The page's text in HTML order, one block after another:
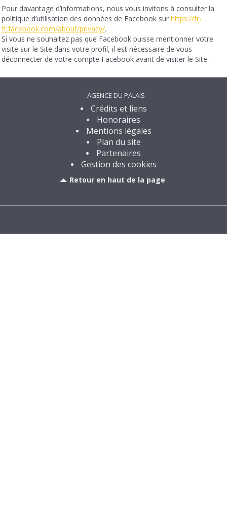
Pour davantage d’informations, nous vous invitons à consulter la
politique d’utilisation des données de Facebook sur https://fr-
fr.facebook.com/about/privacy/.
Si vous ne souhaitez pas que Facebook puisse mentionner votre
visite sur le Site dans votre profil, il est nécessaire de vous
déconnecter de votre compte Facebook avant de visiter le Site.
AGENCE DU PALAIS
Crédits et liens
Honoraires
Mentions légales
Plan du site
Partenaires
Gestion des cookies
Retour en haut de la page